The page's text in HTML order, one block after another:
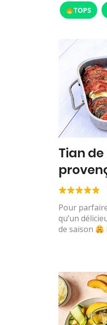
TOPS
Tian
Pour
qu’un
de saison